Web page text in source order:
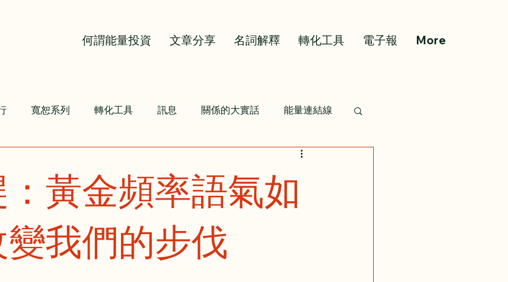
何謂能量投資 文章分享 名詞解釋 轉化工具 電子報 More
寬恕系列 轉化工具 訊息 關係的大實話 能量連結線
黃金頻率語氣如
我們的步伐